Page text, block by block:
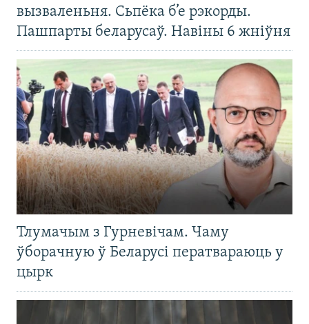
вызваленьня. Сьпёка б’е рэкорды.
Пашпарты беларусаў. Навіны 6 жніўня
Тлумачым з Гурневічам. Чаму
ўборачную ў Беларусі ператвараюць у
цырк